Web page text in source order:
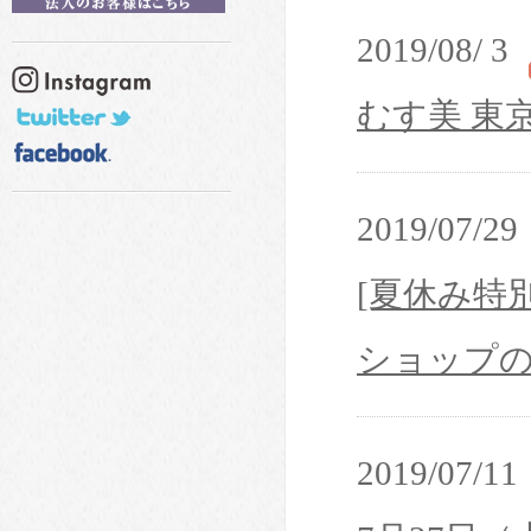
2019/08/ 3
むす美 東
2019/07/29
[夏休み特
ショップ
2019/07/11